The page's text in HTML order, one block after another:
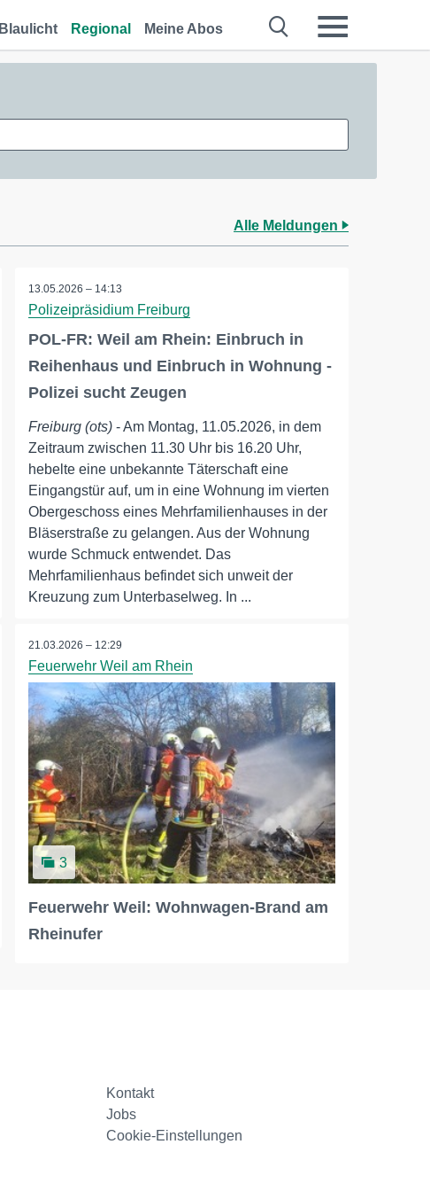
Blaulicht Regional Meine Abos
Alle Meldungen
13.05.2026 – 14:13
Polizeipräsidium Freiburg
POL-FR: Weil am Rhein: Einbruch in
Reihenhaus und Einbruch in Wohnung -
Polizei sucht Zeugen
Freiburg (ots) - Am Montag, 11.05.2026, in dem
Zeitraum zwischen 11.30 Uhr bis 16.20 Uhr,
hebelte eine unbekannte Täterschaft eine
Eingangstür auf, um in eine Wohnung im vierten
Obergeschoss eines Mehrfamilienhauses in der
Bläserstraße zu gelangen. Aus der Wohnung
wurde Schmuck entwendet. Das
Mehrfamilienhaus befindet sich unweit der
Kreuzung zum Unterbaselweg. In ...
21.03.2026 – 12:29
Feuerwehr Weil am Rhein
3
Feuerwehr Weil: Wohnwagen-Brand am
Rheinufer
Kontakt
Jobs
Cookie-Einstellungen